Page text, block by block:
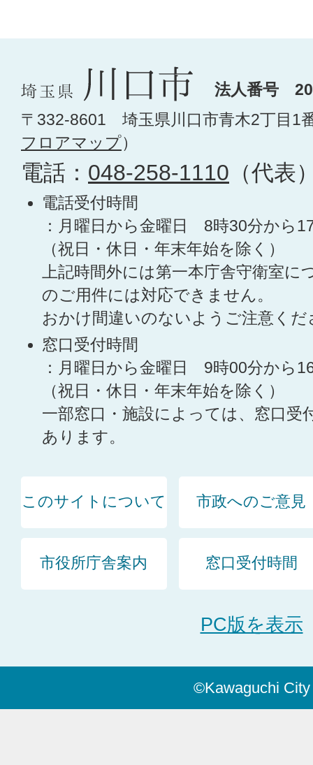
法人番号
〒332-8601 埼玉県川口市青木2丁目1
フロアマップ）
電話： 048-258-1110 （代表
電話受付時間
：月曜日から金曜日 8時30分から
（祝日・休日・年末年始を除く）
上記時間外には第一本庁舎守衛室に
のご用件には対応できません。
おかけ間違いのないようご注意くだ
窓口受付時間
：月曜日から金曜日 9時00分から
（祝日・休日・年末年始を除く）
一部窓口・施設によっては、窓口受
あります。
このサイトについて 市政へのご意見
市役所庁舎案内 窓口受付時間
PC版を表示
©Kawaguchi City